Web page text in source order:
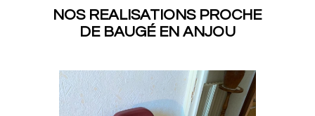
NOS REALISATIONS PROCHE
DE BAUGÉ EN ANJOU